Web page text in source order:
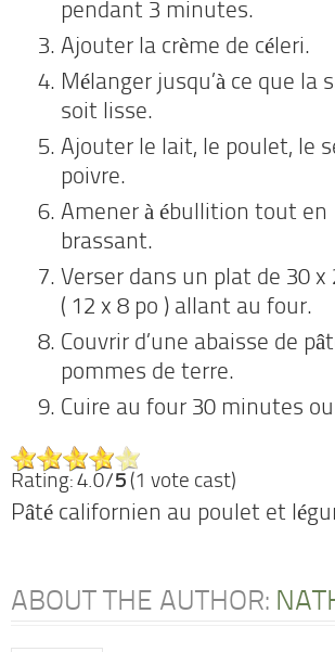
pendant 3 minutes.
Ajouter la crème de céleri.
Mélanger jusqu’à ce que la
soit lisse.
Ajouter le lait, le poulet, le
poivre.
Amener à ébullition tout en
brassant.
Verser dans un plat de 30 x
( 12 x 8 po ) allant au four.
Couvrir d’une abaisse de
pommes de terre.
Cuire au four 30 minutes
Rating: 4.0/5 (1 vote cast)
Pâté californien au poulet et
ABOUT THE AUTHOR: